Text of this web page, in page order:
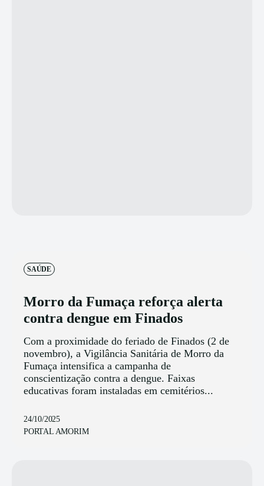
SAÚDE
Morro da Fumaça reforça alerta
contra dengue em Finados
Com a proximidade do feriado de Finados (2 de
novembro), a Vigilância Sanitária de Morro da
Fumaça intensifica a campanha de
conscientização contra a dengue. Faixas
educativas foram instaladas em cemitérios...
24/10/2025
PORTAL AMORIM